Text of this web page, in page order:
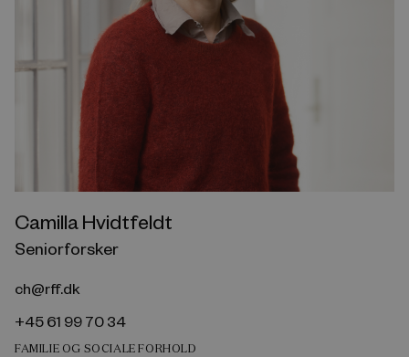
Camilla Hvidtfeldt
Seniorforsker
ch@rff.dk
+45 61 99 70 34
FAMILIE OG SOCIALE FORHOLD